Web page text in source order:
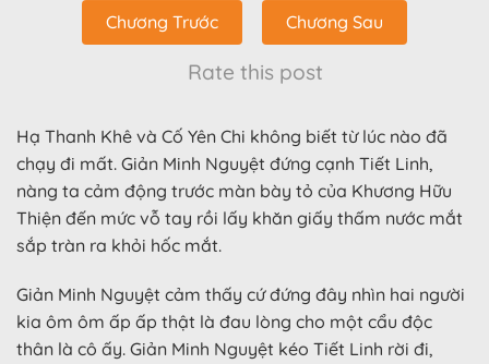
Chương Trước Chương Sau
Rate this post
Hạ Thanh Khê và Cố Yên Chi không biết từ lúc nào đã
chạy đi mất. Giản Minh Nguyệt đứng cạnh Tiết Linh,
nàng ta cảm động trước màn bày tỏ của Khương Hữu
Thiện đến mức vỗ tay rồi lấy khăn giấy thấm nước mắt
sắp tràn ra khỏi hốc mắt.
Giản Minh Nguyệt cảm thấy cứ đứng đây nhìn hai người
kia ôm ôm ấp ấp thật là đau lòng cho một cẩu độc
thân là cô ấy. Giản Minh Nguyệt kéo Tiết Linh rời đi,